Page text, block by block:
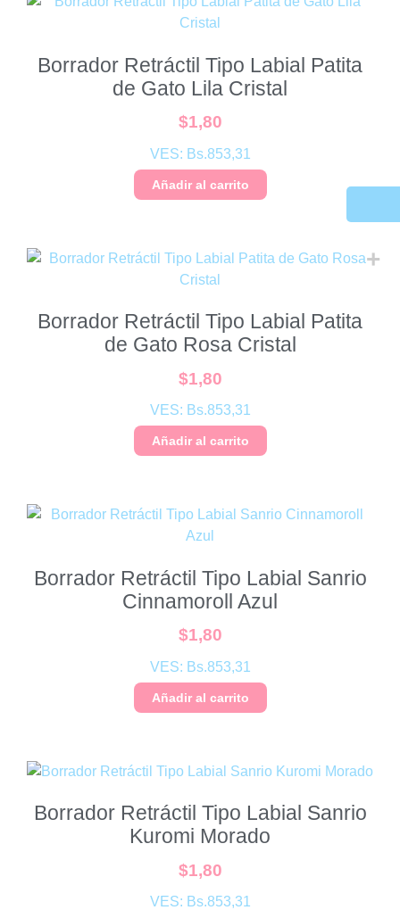
Borrador Retráctil Tipo Labial Patita
de Gato Lila Cristal
$1,80
VES: Bs.853,31
Añadir al carrito
Borrador Retráctil Tipo Labial Patita
de Gato Rosa Cristal
$1,80
VES: Bs.853,31
Añadir al carrito
Borrador Retráctil Tipo Labial Sanrio
Cinnamoroll Azul
$1,80
VES: Bs.853,31
Añadir al carrito
Borrador Retráctil Tipo Labial Sanrio
Kuromi Morado
$1,80
VES: Bs.853,31